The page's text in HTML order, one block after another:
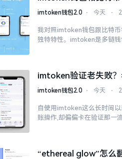
imtoken钱包2.0 ⋅ 今天 ⋅
我对照imtoken钱包跟比特
独特特性。imtoken是多链
imtoken验证老失败
imtoken钱包2.0 ⋅ 今天 ⋅
自使用imtoken这么长时间
账操作,却偏偏卡在验证那一
“ethereal glow”怎么